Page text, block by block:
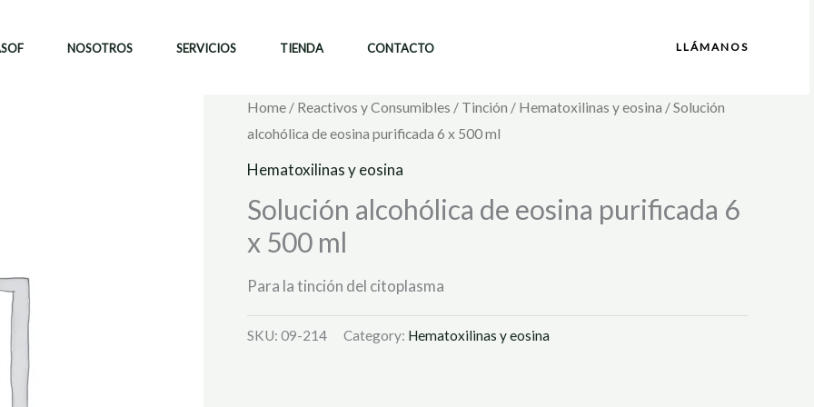
NOSOTROS SERVICIOS TIENDA CONTACTO LLÁMANOS
Home / Reactivos y Consumibles / Tinción / Hematoxilinas y eosina / Solución
alcohólica de eosina purificada 6 x 500 ml
Hematoxilinas y eosina
Solución alcohólica de eosina purificada 6
x 500 ml
Para la tinción del citoplasma
SKU: 09-214 Category: Hematoxilinas y eosina